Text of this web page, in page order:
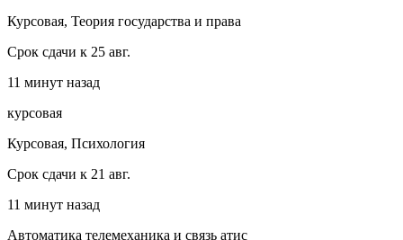
Курсовая, Теория государства и права
Срок сдачи к 25 авг.
11 минут назад
курсовая
Курсовая, Психология
Срок сдачи к 21 авг.
11 минут назад
Автоматика телемеханика и связь атис